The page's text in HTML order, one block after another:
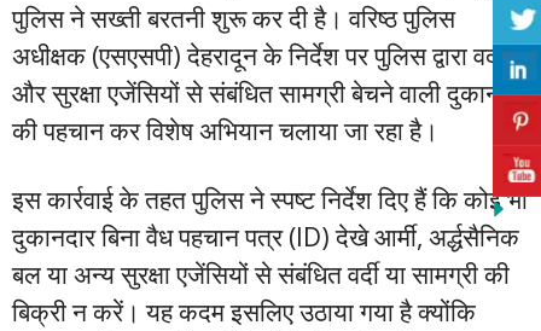
पुलिस ने सख्ती बरतनी शुरू कर दी है। वरिष्ठ पुलिस
अधीक्षक (एसएसपी) देहरादून के निर्देश पर पुलिस द्वारा वर्दी
और सुरक्षा एजेंसियों से संबंधित सामग्री बेचने वाली दुकानों
की पहचान कर विशेष अभियान चलाया जा रहा है।
इस कार्रवाई के तहत पुलिस ने स्पष्ट निर्देश दिए हैं कि कोई भी
दुकानदार बिना वैध पहचान पत्र (ID) देखे आर्मी, अर्द्धसैनिक
बल या अन्य सुरक्षा एजेंसियों से संबंधित वर्दी या सामग्री की
बिक्री न करें। यह कदम इसलिए उठाया गया है क्योंकि